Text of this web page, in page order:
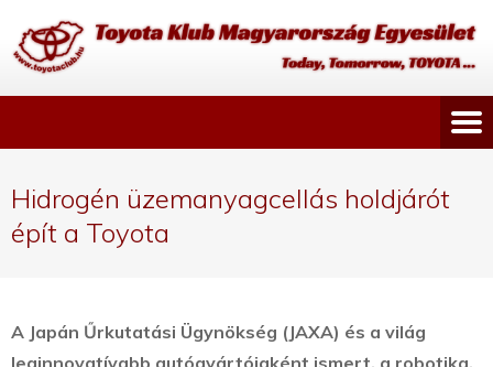
Hidrogén üzemanyagcellás holdjárót
épít a Toyota
A Japán Űrkutatási Ügynökség (JAXA) és a világ